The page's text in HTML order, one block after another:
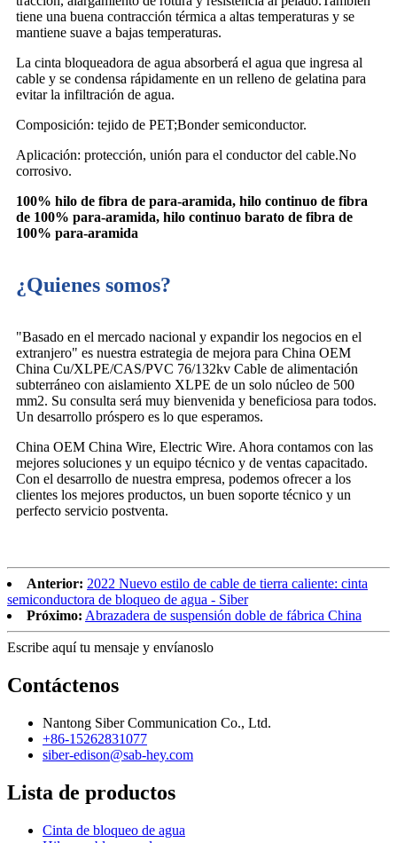
tiene una buena contracción térmica a altas temperaturas y se
mantiene suave a bajas temperaturas.
La cinta bloqueadora de agua absorberá el agua que ingresa al
cable y se condensa rápidamente en un relleno de gelatina para
evitar la infiltración de agua.
Composición: tejido de PET;Bonder semiconductor.
Aplicación: protección, unión para el conductor del cable.No
corrosivo.
100% hilo de fibra de para-aramida, hilo continuo de fibra
de 100% para-aramida, hilo continuo barato de fibra de
100% para-aramida
¿Quienes somos?
"Basado en el mercado nacional y expandir los negocios en el
extranjero" es nuestra estrategia de mejora para China OEM
China Cu/XLPE/CAS/PVC 76/132kv Cable de alimentación
subterráneo con aislamiento XLPE de un solo núcleo de 500
mm2. Su consulta será muy bienvenida y beneficiosa para todos.
Un desarrollo próspero es lo que esperamos.
China OEM China Wire, Electric Wire. Ahora contamos con las
mejores soluciones y un equipo técnico y de ventas capacitado.
Con el desarrollo de nuestra empresa, podemos ofrecer a los
clientes los mejores productos, un buen soporte técnico y un
perfecto servicio postventa.
Anterior: 2022 Nuevo estilo de cable de tierra caliente: cinta
semiconductora de bloqueo de agua - Siber
Próximo: Abrazadera de suspensión doble de fábrica China
Escribe aquí tu mensaje y envíanoslo
Contáctenos
Nantong Siber Communication Co., Ltd.
+86-15262831077
siber-edison@sab-hey.com
Lista de productos
Cinta de bloqueo de agua